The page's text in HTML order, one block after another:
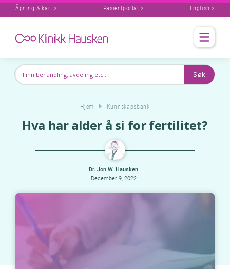
Åpning & kart > Pasientportal > English >
Hjem Kunnskapsbank
Hva har alder å si for fertilitet?
Dr. Jon W. Hausken
December 9, 2022